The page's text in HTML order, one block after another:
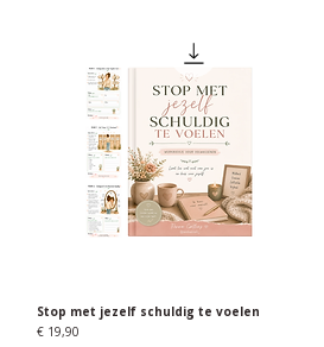
Snel overzicht
Stop met jezelf schuldig te voelen
Prijs
€ 19,90